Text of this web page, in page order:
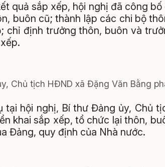
quả sắp xếp, hội nghị đã công
buôn cũ; thành lập các chi bộ
chỉ định trưởng thôn, buôn và
Chủ tịch HĐND xã Đặng Văn Bằng
tại hội nghị, Bí thư Đảng ủy, Chủ
khai sắp xếp, tổ chức lại thôn,
Đảng, quy định của Nhà nước.